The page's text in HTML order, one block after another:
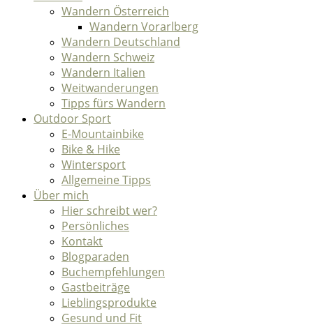
Wandern Österreich
Wandern Vorarlberg
Wandern Deutschland
Wandern Schweiz
Wandern Italien
Weitwanderungen
Tipps fürs Wandern
Outdoor Sport
E-Mountainbike
Bike & Hike
Wintersport
Allgemeine Tipps
Über mich
Hier schreibt wer?
Persönliches
Kontakt
Blogparaden
Buchempfehlungen
Gastbeiträge
Lieblingsprodukte
Gesund und Fit